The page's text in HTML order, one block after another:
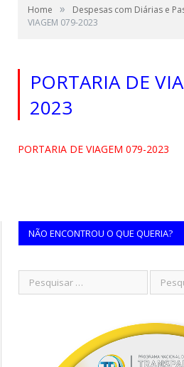
Home » Despesas com Diárias e
VIAGEM 079-2023
PORTARIA DE
2023
PORTARIA DE VIAGEM 079-2023
NÃO ENCONTROU O QUE QUERIA?